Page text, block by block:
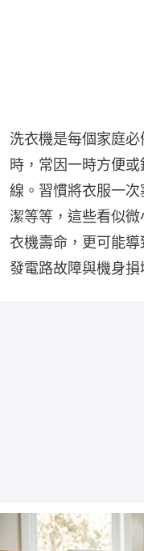
洗衣機是每個家庭
時，常因一時方便
線。習慣將衣服一
潔等等，這些看似
衣機壽命，更可能導
發電路故障與機身損